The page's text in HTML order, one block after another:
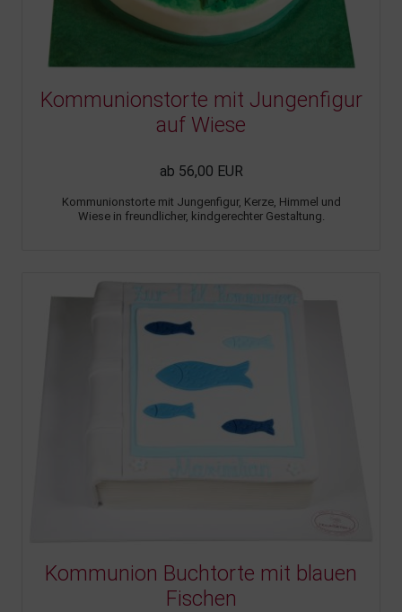
Kommunionstorte mit Jungenfigur
auf Wiese
ab 56,00 EUR
Kommunionstorte mit Jungenfigur, Kerze, Himmel und
Wiese in freundlicher, kindgerechter Gestaltung.
Kommunion Buchtorte mit blauen
Fischen